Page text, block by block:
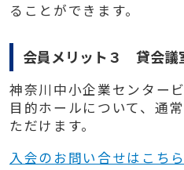
ることができます。
会員メリット３ 貸会議
神奈川中⼩企業センター
⽬的ホールについて、通
ただけます。
入会のお問い合せはこち